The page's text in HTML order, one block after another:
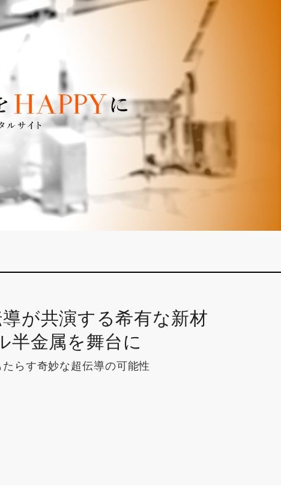
が共演する希有な新材
半金属を舞台に
らす奇妙な超伝導の可能性